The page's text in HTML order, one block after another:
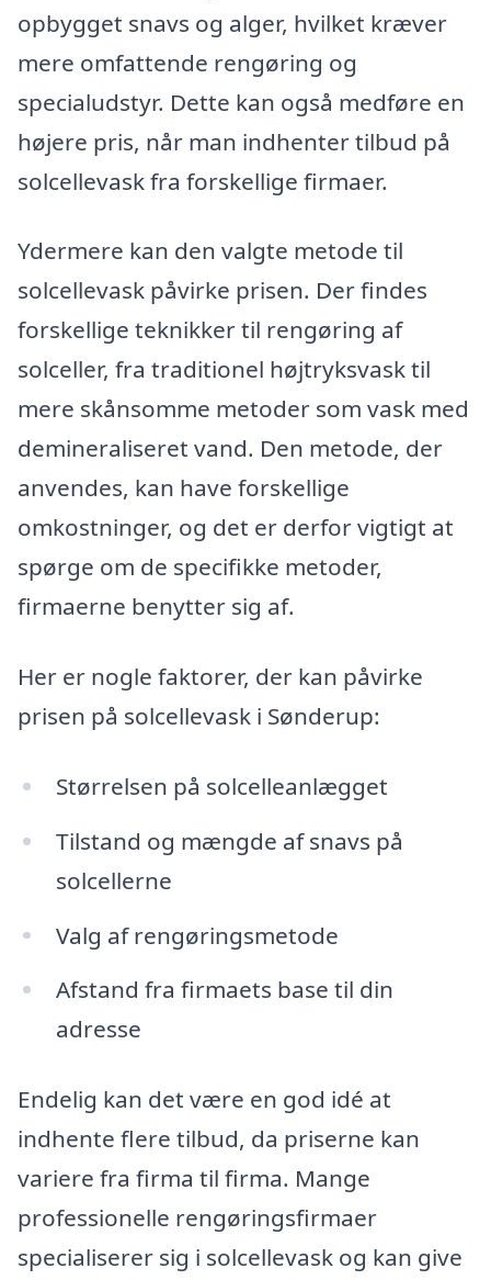
opbygget snavs og alger, hvilket kræver
mere omfattende rengøring og
specialudstyr. Dette kan også medføre en
højere pris, når man indhenter tilbud på
solcellevask fra forskellige firmaer.
Ydermere kan den valgte metode til
solcellevask påvirke prisen. Der findes
forskellige teknikker til rengøring af
solceller, fra traditionel højtryksvask til
mere skånsomme metoder som vask med
demineraliseret vand. Den metode, der
anvendes, kan have forskellige
omkostninger, og det er derfor vigtigt at
spørge om de specifikke metoder,
firmaerne benytter sig af.
Her er nogle faktorer, der kan påvirke
prisen på solcellevask i Sønderup:
Størrelsen på solcelleanlægget
Tilstand og mængde af snavs på
solcellerne
Valg af rengøringsmetode
Afstand fra firmaets base til din
adresse
Endelig kan det være en god idé at
indhente flere tilbud, da priserne kan
variere fra firma til firma. Mange
professionelle rengøringsfirmaer
specialiserer sig i solcellevask og kan give